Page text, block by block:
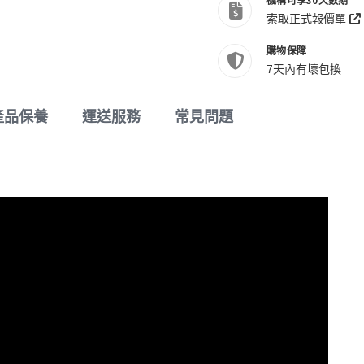
索取正式報價單
購物保障
7天內有壞包換
品保養 運送服務 常見問題